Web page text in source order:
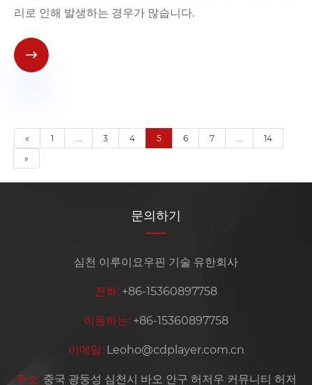
리로 인해 발생하는 경우가 많습니다.

« 1 3 4 5 6 7
14
»
문의하기
심천 이루이요우핀 기술 유한회사
전화: +86-15360897758
이동하는: +86-15360897758
이메일: Leoho@cdplayer.com.cn
주소: 중국 광둥성 심천시 바오 안구 허저우 커뮤니티 허저